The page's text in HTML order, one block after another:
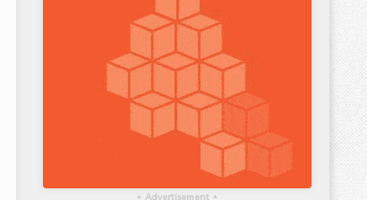
▴ Advertisement ▴